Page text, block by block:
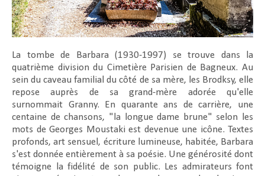
La tombe de Barbara (1930-1997) se trouve dans la
quatrième division du Cimetière Parisien de Bagneux. Au
sein du caveau familial du côté de sa mère, les Brodksy, elle
repose auprès de sa grand-mère adorée qu'elle
surnommait Granny. En quarante ans de carrière, une
centaine de chansons, "la longue dame brune" selon les
mots de Georges Moustaki est devenue une icône. Textes
profonds, art sensuel, écriture lumineuse, habitée, Barbara
s'est donnée entièrement à sa poésie. Une générosité dont
témoigne la fidélité de son public. Les admirateurs font